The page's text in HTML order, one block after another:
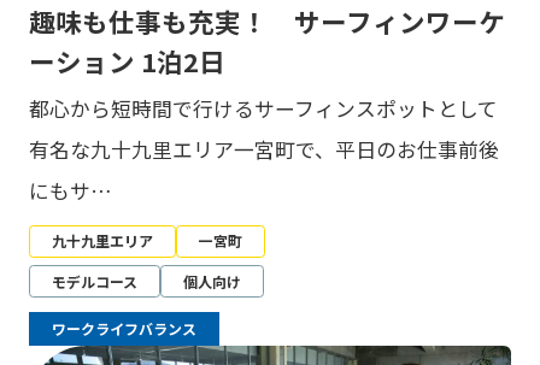
趣味も仕事も充実！ サーフィンワーケ
ーション 1泊2日
都心から短時間で行けるサーフィンスポットとして
有名な九十九里エリア一宮町で、平日のお仕事前後
にもサ…
九十九里エリア
一宮町
モデルコース
個人向け
ワークライフバランス